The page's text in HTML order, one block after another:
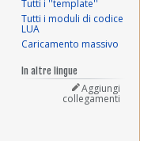
Tutti i ''template''
Tutti i moduli di codice
LUA
Caricamento massivo
In altre lingue
Aggiungi
collegamenti